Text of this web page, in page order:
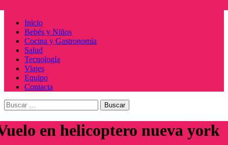
Menú
principal
Inicio
Bebés y Niños
Cocina y Gastronomía
Salud
Tecnología
Viajes
Equipo
Contacta
Buscar:
en helicoptero nueva york